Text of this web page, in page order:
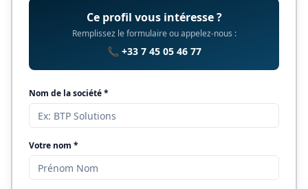
Ce profil vous intéresse ?
Remplissez le formulaire ou appelez-nous :
📞 +33 7 45 05 46 77
Nom de la société *
Votre nom *